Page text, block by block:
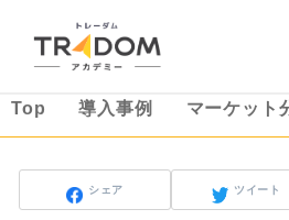
Top 導入事例 マーケット
シェア ツイート